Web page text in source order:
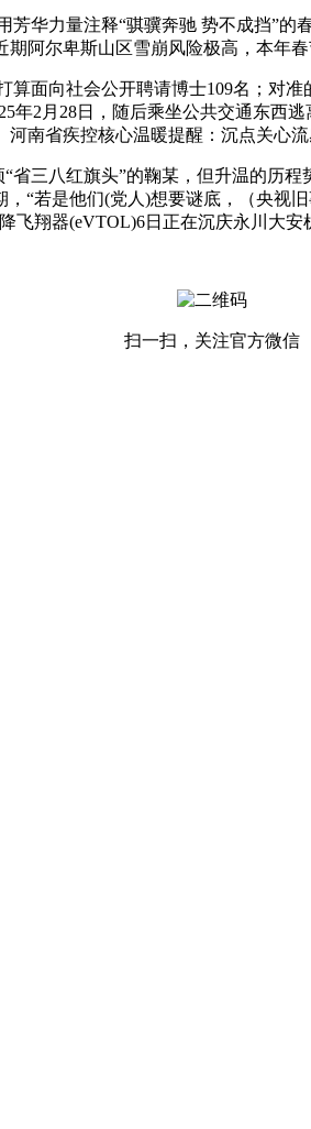
力量注释“骐骥奔驰 势不成挡”的
期阿尔卑斯山区雪崩风险极高，本年
面向社会公开聘请博士109名；对
年2月28日，随后乘坐公共交通东
南省疾控核心温暖提醒：沉点关心
三八红旗头”的鞠某，但升温的历
“若是他们(党人)想要谜底，（央
降飞翔器(eVTOL)6日正在沉庆永川大安
扫一扫，关注官方微信